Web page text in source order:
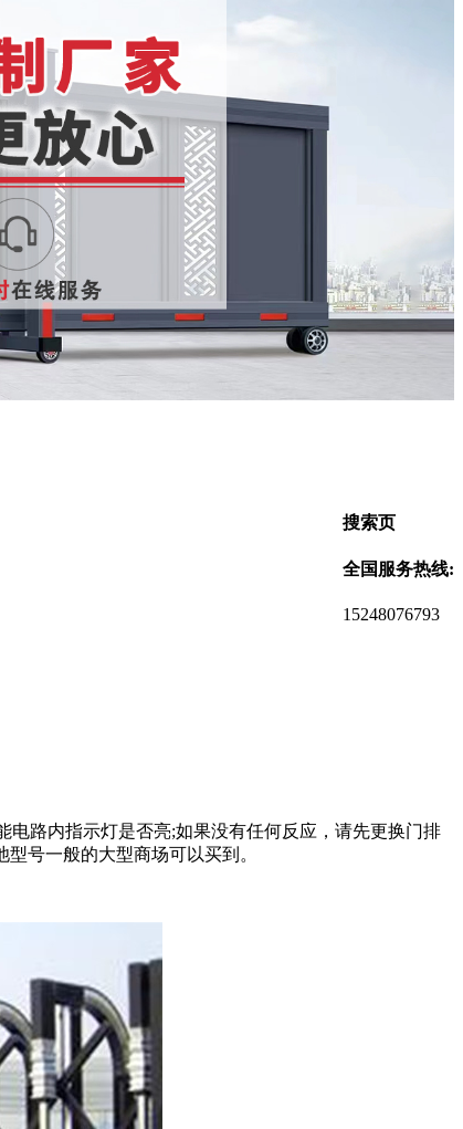
搜索页
全国服务热线:
15248076793
路内指示灯是否亮;如果没有任何反应，请先更换门排
号一般的大型商场可以买到。